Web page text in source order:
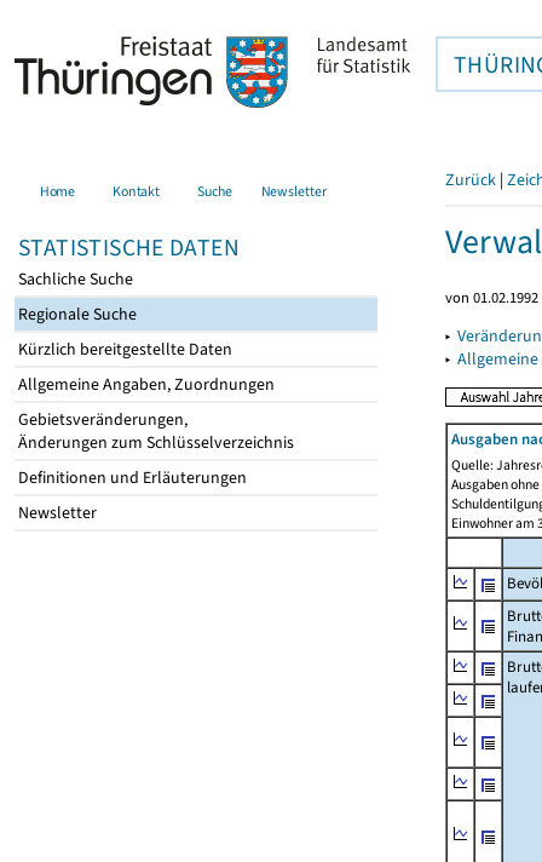
Home Kontakt Suche Newsletter
STATISTISCHE DATEN
Sachliche Suche
Regionale Suche
Kürzlich bereitgestellte Daten
Allgemeine Angaben, Zuordnungen
Gebietsveränderungen,
Änderungen zum Schlüsselverzeichnis
Definitionen und Erläuterungen
Newsletter
Zurück |
von
▸
▸
Ausgaben
Quelle:
Ausgaben
Einwohner am